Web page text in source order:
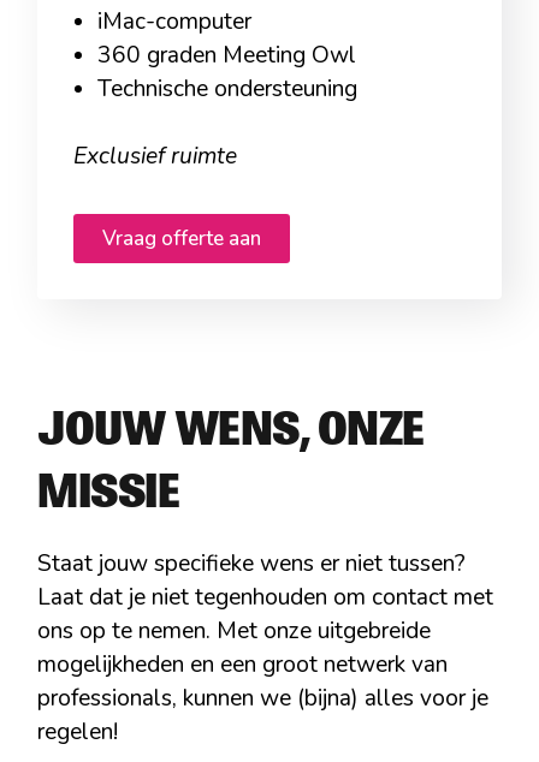
iMac-computer
360 graden Meeting Owl
Technische ondersteuning
Exclusief ruimte
Vraag offerte aan
JOUW WENS, ONZE
MISSIE
Staat jouw specifieke wens er niet tussen?
Laat dat je niet tegenhouden om contact met
ons op te nemen. Met onze uitgebreide
mogelijkheden en een groot netwerk van
professionals, kunnen we (bijna) alles voor je
regelen!